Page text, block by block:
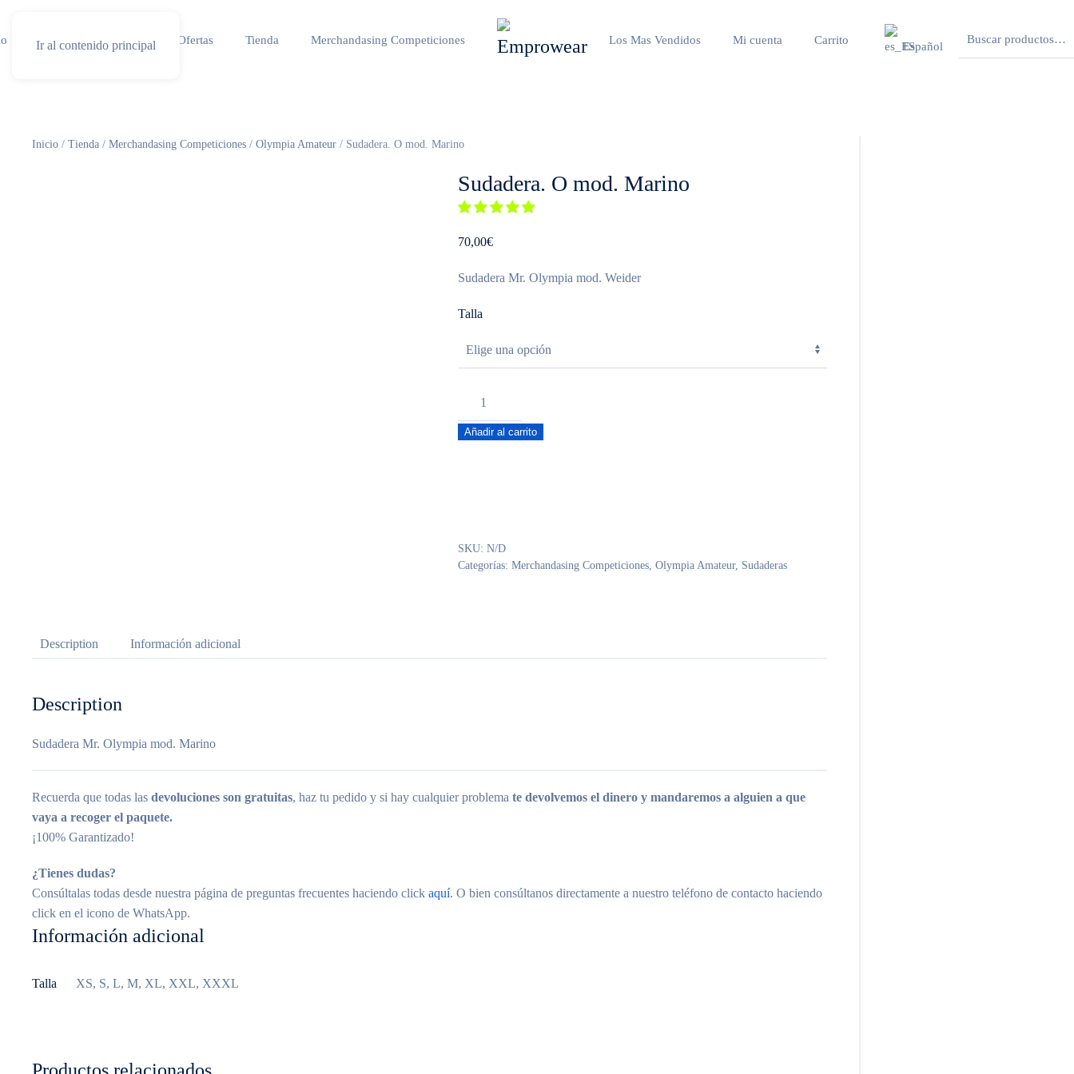
Ir al contenido principal
Especial competicion Ofertas Tienda Merchandasing Competiciones Los Mas Vendidos Mi cuenta Carrito Español
Inicio / Tienda / Merchandasing Competiciones / Olympia Amateur / Sudadera. O mod. Marino
Sudadera. O mod. Marino
70,00€
Sudadera Mr. Olympia mod. Weider
Talla
mod.
Añadir al carrito
SKU: N/D
Categorías: Merchandasing Competiciones, Olympia Amateur, Sudaderas
Description Información adicional
Description
Sudadera Mr. Olympia mod. Marino
Recuerda que todas las devoluciones son gratuitas, haz tu pedido y si hay cualquier problema te devolvemos el dinero y mandaremos a alguien a que
vaya a recoger el paquete.
¡100% Garantizado!
¿Tienes dudas?
Consúltalas todas desde nuestra página de preguntas frecuentes haciendo click aquí. O bien consúltanos directamente a nuestro teléfono de contacto haciendo
click en el icono de WhatsApp.
Información adicional
Talla XS, S, L, M, XL, XXL, XXXL